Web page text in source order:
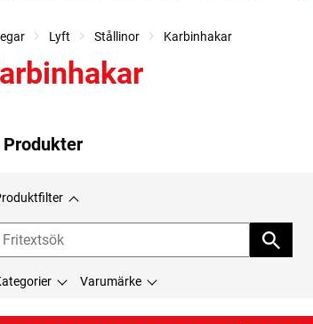
Lyft Stållinor Karbinhakar
Produkter
Varumärke